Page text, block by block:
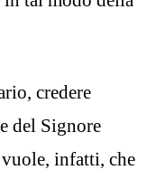
credere
del Signore
infatti, che